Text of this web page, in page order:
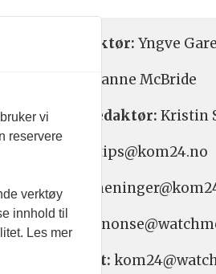
Nyhetsredaktør: Yngve
Hanne McBride
Ansvarlig redaktør: Kristin
Nyhetstips: tips@kom24.no
Meninger:
Annonse:
Abonnement:
vi
reservere
verktøy
innhold til
Les mer